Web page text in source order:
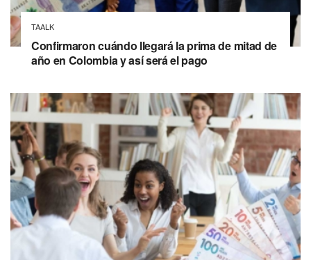
TAALK
Confirmaron cuándo llegará la prima de mitad de
año en Colombia y así será el pago